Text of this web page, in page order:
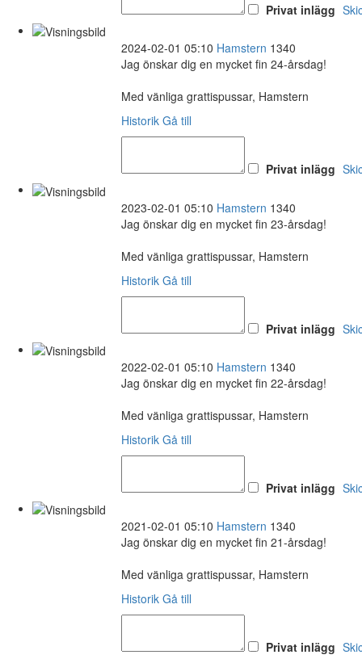
Privat inlägg
2024-02-01 05:10 Hamstern 1340
Jag önskar dig en mycket fin 24-årsdag!
Med vänliga grattispussar, Hamstern
Historik Gå till
Privat inlägg
2023-02-01 05:10 Hamstern 1340
Jag önskar dig en mycket fin 23-årsdag!
Med vänliga grattispussar, Hamstern
Historik Gå till
Privat inlägg
2022-02-01 05:10 Hamstern 1340
Jag önskar dig en mycket fin 22-årsdag!
Med vänliga grattispussar, Hamstern
Historik Gå till
Privat inlägg
2021-02-01 05:10 Hamstern 1340
Jag önskar dig en mycket fin 21-årsdag!
Med vänliga grattispussar, Hamstern
Historik Gå till
Privat inlägg